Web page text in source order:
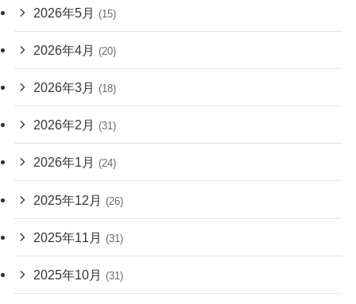
2026年5月 (15)
2026年4月 (20)
2026年3月 (18)
2026年2月 (31)
2026年1月 (24)
2025年12月 (26)
2025年11月 (31)
2025年10月 (31)